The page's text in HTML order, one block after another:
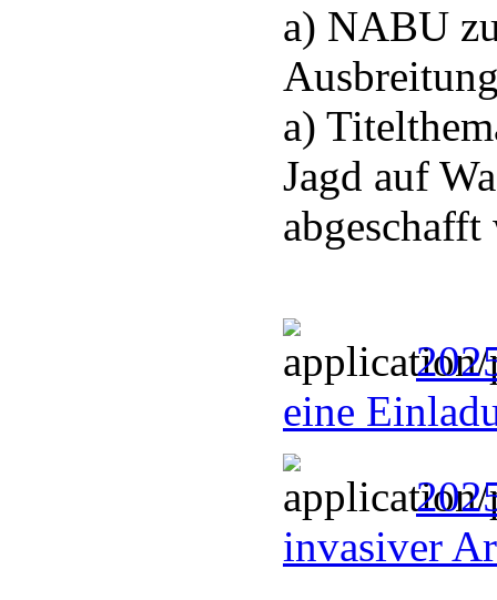
a) NABU
a)
Jagd auf
abgeschafft
eine
invasiver